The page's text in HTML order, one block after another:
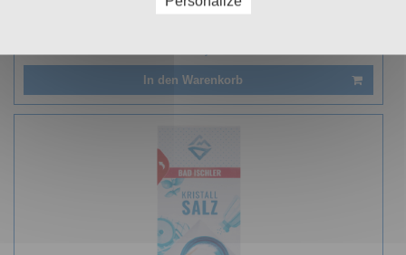
Jumbodose
In den Warenkorb